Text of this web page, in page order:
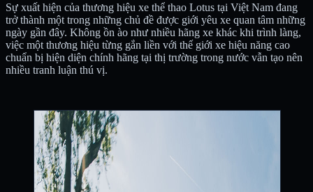
Sự xuất hiện của thương hiệu xe thể thao Lotus tại Việt Nam đang
trở thành một trong những chủ đề được giới yêu xe quan tâm những
ngày gần đây. Không ồn ào như nhiều hãng xe khác khi trình làng,
việc một thương hiệu từng gắn liền với thế giới xe hiệu năng cao
chuẩn bị hiện diện chính hãng tại thị trường trong nước vẫn tạo nên
nhiều tranh luận thú vị.